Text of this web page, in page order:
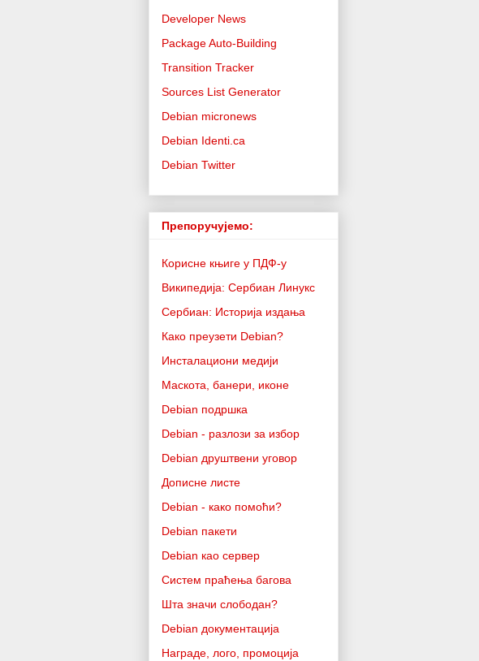
Developer News
Package Auto-Building
Transition Tracker
Sources List Generator
Debian micronews
Debian Identi.ca
Debian Twitter
Препоручујемо:
Корисне књиге у ПДФ-у
Википедија: Сербиан Линукс
Сербиан: Историја издања
Како преузети Debian?
Инсталациони медији
Маскота, банери, иконе
Debian подршка
Debian - разлози за избор
Debian друштвени уговор
Дописне листе
Debian - како помоћи?
Debian пакети
Debian као сервер
Систем праћења багова
Шта значи слободан?
Debian документација
Награде, лого, промоција